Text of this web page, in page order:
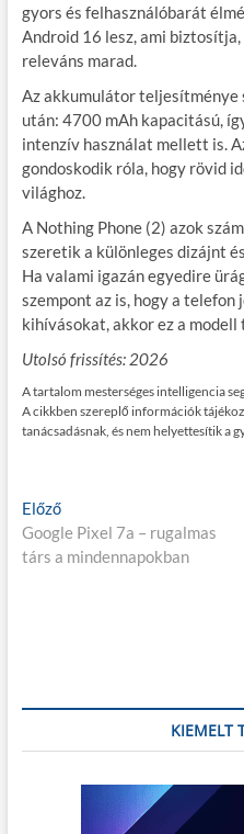
gyors és felhasználóbarát
Android 16 lesz, ami
releváns marad.
Az akkumulátor teljesítménye
után: 4700 mAh kapacitású,
intenzív használat mellett is.
gondoskodik róla, hogy rövid
világhoz.
A Nothing Phone (2) azok
szeretik a különleges dizájnt
Ha valami igazán egyedire
szempont az is, hogy a telefon
kihívásokat, akkor ez a
Utolsó frissítés: 2026
A tartalom mesterséges intelligencia
A cikkben szereplő információk
tanácsadásnak, és nem helyettesítik a
Bejegyzés
navigáció
ElőzőE
l
ő
Google Pixel 7a – rugalmas
társ a mindennapokban
KIEMELT